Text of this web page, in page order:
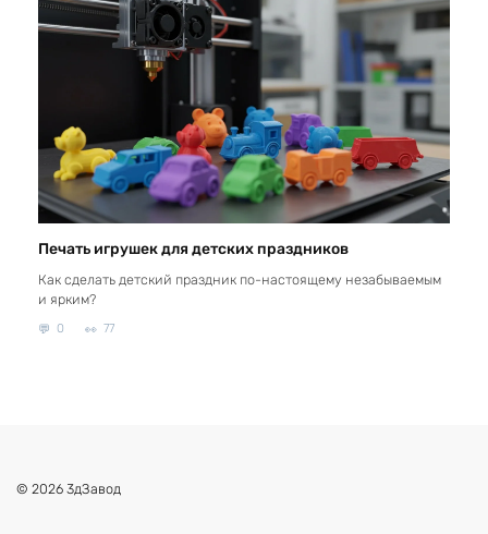
Печать игрушек для детских праздников
Как сделать детский праздник по-настоящему незабываемым
и ярким?
0 77
© 2026 3дЗавод